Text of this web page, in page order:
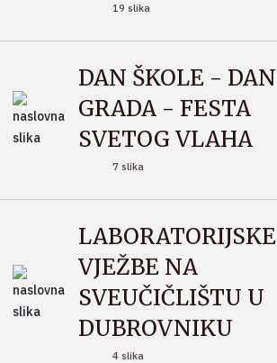
19 slika
DAN ŠKOLE - DAN
GRADA - FESTA
SVETOG VLAHA
7 slika
LABORATORIJSKE
VJEŽBE NA
SVEUČIČLIŠTU U
DUBROVNIKU
4 slika